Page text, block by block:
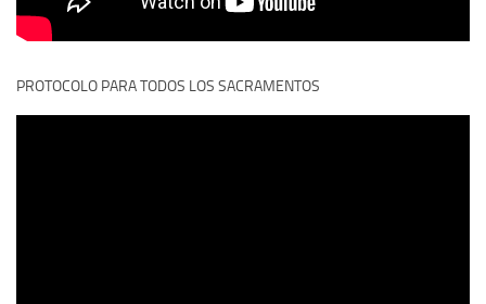
PROTOCOLO PARA TODOS LOS SACRAMENTOS